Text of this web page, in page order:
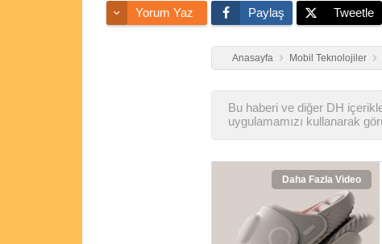
Yorum Yaz Paylaş Tweetle
Anasayfa Mobil Teknolojiler
Bu haberi ve diğer DH
uygulamamızı kullanarak
Daha Fazla Video